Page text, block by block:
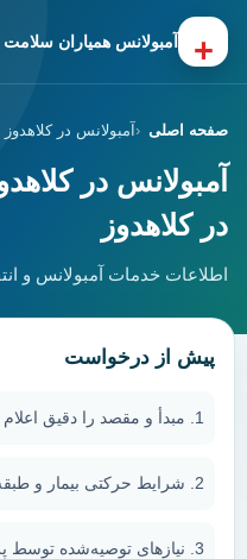
+ آمبولانس همیاران سلامت
صفحه اصلی آمبولانس در
آمبولانس در
در کلاهدوز
اطلاعات خدمات آمبولانس و
پیش از درخواست
مبدأ و مقصد را دقیق اعلام
شرایط حرکتی بیمار و
نیازهای توصیه‌شده توسط